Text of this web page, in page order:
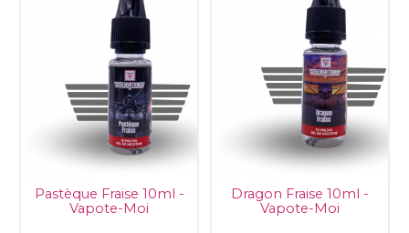
Pastèque Fraise 10ml -
Vapote-Moi
Dragon Fraise 10ml -
Vapote-Moi